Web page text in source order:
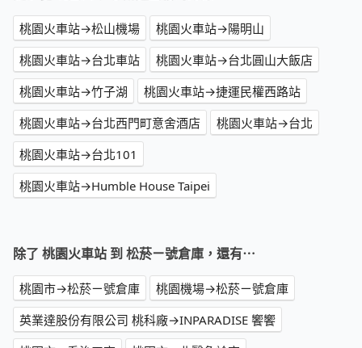
桃園火車站→松山機場
桃園火車站→陽明山
桃園火車站→台北車站
桃園火車站→台北圓山大飯店
桃園火車站→竹子湖
桃園火車站→捷運民權西路站
桃園火車站→台北西門町意舍酒店
桃園火車站→台北
桃園火車站→台北101
桃園火車站→Humble House Taipei
除了 桃園火車站 到 松菸ㄧ號倉庫，還有⋯
桃園市→松菸ㄧ號倉庫
桃園機場→松菸ㄧ號倉庫
英業達股份有限公司 桃科廠→INPARADISE 饗饗